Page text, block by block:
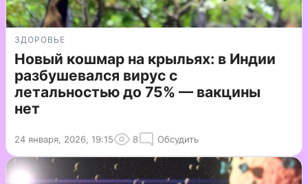
ЗДОРОВЬЕ
Новый кошмар на крыльях: в Индии
разбушевался вирус с
летальностью до 75% — вакцины
нет
24 января, 2026, 19:15 8 Обсудить